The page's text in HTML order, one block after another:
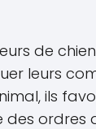
de
leurs
ils
des